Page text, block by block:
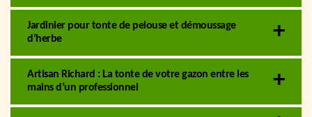
Jardinier pour tonte de pelouse et démoussage
d’herbe
Artisan Richard : La tonte de votre gazon entre les
mains d’un professionnel